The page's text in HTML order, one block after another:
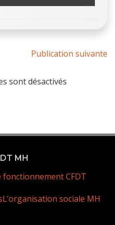
Publication suivante
sont désactivés
MH
fonctionnement CFDT
L’organisation sociale MH